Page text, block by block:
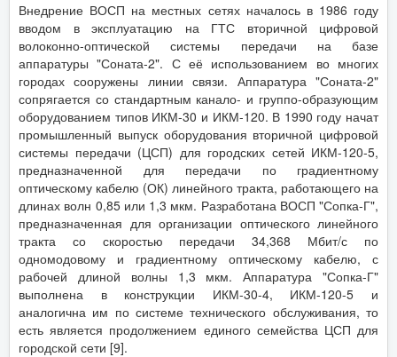
Внедрение ВОСП на местных сетях началось в 1986 году
вводом в эксплуатацию на ГТС вторичной цифровой
волоконно-оптической системы передачи на базе
аппаратуры "Соната-2". С её использованием во многих
городах сооружены линии связи. Аппаратура "Соната-2"
сопрягается со стандартным канало- и группо-образующим
оборудованием типов ИКМ-30 и ИКМ-120. В 1990 году начат
промышленный выпуск оборудования вторичной цифровой
системы передачи (ЦСП) для городских сетей ИКМ-120-5,
предназначенной для передачи по градиентному
оптическому кабелю (ОК) линейного тракта, работающего на
длинах волн 0,85 или 1,3 мкм. Разработана ВОСП "Сопка-Г",
предназначенная для организации оптического линейного
тракта со скоростью передачи 34,368 Мбит/с по
одномодовому и градиентному оптическому кабелю, с
рабочей длиной волны 1,3 мкм. Аппаратура "Сопка-Г"
выполнена в конструкции ИКМ-30-4, ИКМ-120-5 и
аналогична им по системе технического обслуживания, то
есть является продолжением единого семейства ЦСП для
городской сети [9].